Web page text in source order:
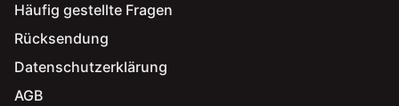
Häufig gestellte Fragen
Rücksendung
Datenschutzerklärung
AGB